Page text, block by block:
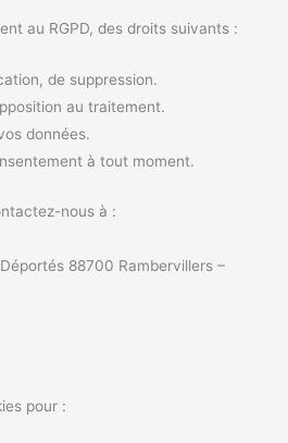
au RGPD, des droits suivants :
de suppression.
au traitement.
données.
à tout moment.
nous à :
88700 Rambervillers –
pour :